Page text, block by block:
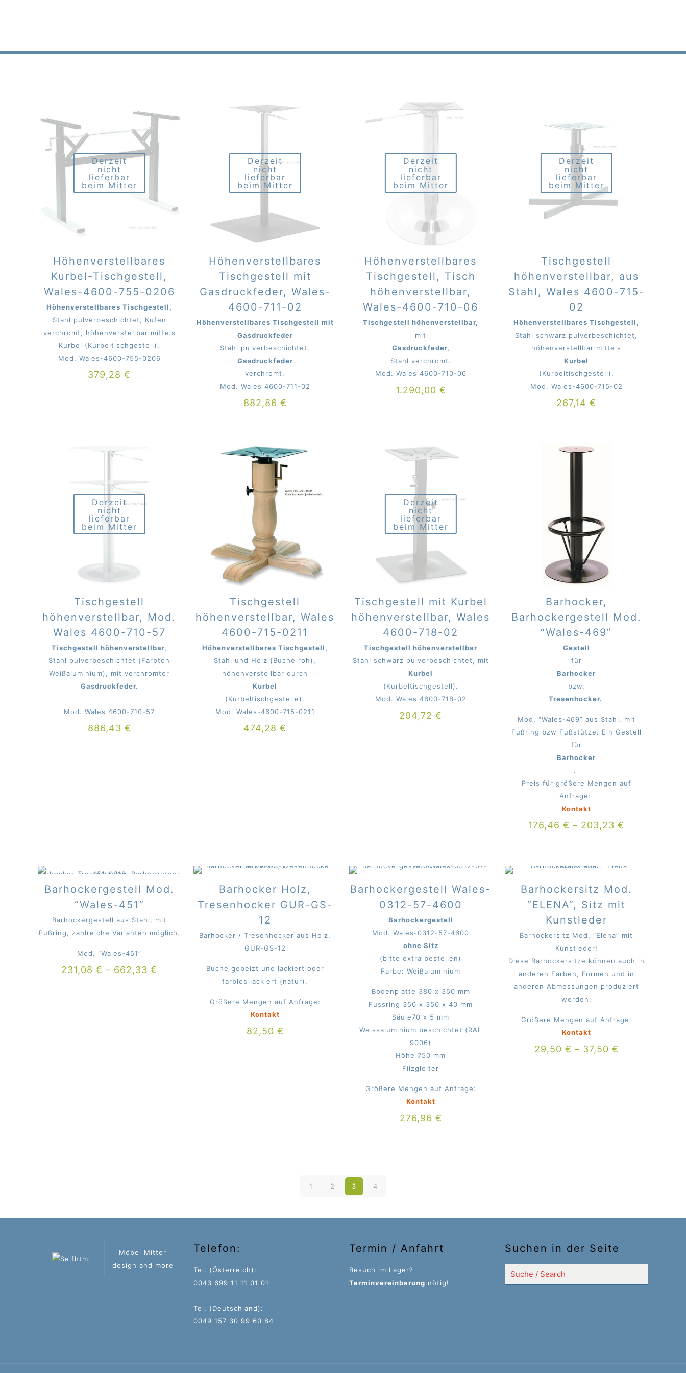
Derzeit
nicht
lieferbar
beim Mitter
Höhenverstellbares
Kurbel-Tischgestell,
Wales-4600-755-0206
Höhenverstellbares Tischgestell,
Stahl pulverbeschichtet, Kufen
verchromt, höhenverstellbar mittels
Kurbel (Kurbeltischgestell).
Mod. Wales-4600-755-0206
379,28€
Derzeit
nicht
lieferbar
beim Mitter
Höhenverstellbares
Tischgestell mit
Gasdruckfeder, Wales-
4600-711-02
Höhenverstellbares Tischgestell mit
Gasdruckfeder
Stahl pulverbeschichtet,
Gasdruckfeder
verchromt.
Mod. Wales 4600-711-02
882,86 €
Derzeit
nicht
lieferbar
beim Mitter
Höhenverstellbares
Tischgestell, Tisch
höhenverstellbar,
Wales-4600-710-06
Tischgestell höhenverstellbar,
mit
Gasdruckfeder,
Stahl verchromt.
Mod. Wales 4600-710-06
1.290,00 €
Derzeit
nicht
lieferbar
beim Mitter
Tischgestell
höhenverstellbar, aus
Stahl, Wales 4600-715-
02
Höhenverstellbares Tischgestell,
Stahl schwarz pulverbeschichtet,
höhenverstellbar mittels
Kurbel
(Kurbeltischgestell).
Mod. Wales-4600-715-02
267,14€
Derzeit
nicht
lieferbar
beim Mitter
Tischgestell
höhenverstellbar, Mod.
Wales 4600-710-57
Tischgestell höhenverstellbar,
Stahl pulverbeschichtet (Farbton
Weißaluminium), mit verchromter
Gasdruckfeder.
Mod. Wales 4600-710-57
886,43 €
Tischgestell
höhenverstellbar, Wales
4600-715-0211
Höhenverstellbares Tischgestell,
Stahl und Holz (Buche roh),
höhenverstellbar durch
Kurbel
(Kurbeltischgestelle).
Mod. Wales-4600-715-0211
474,28€
Derzeit
nicht
lieferbar
beim Mitter
Tischgestell mit Kurbel
höhenverstellbar, Wales
4600-718-02
Tischgestell höhenverstellbar
Stahl schwarz pulverbeschichtet, mit
Kurbel
(Kurbeltischgestell).
Mod. Wales 4600-718-02
294,72€
Barhocker,
Barhockergestell Mod.
“Wales-469”
Gestell
für
Barhocker
bzw.
Tresenhocker.
Mod. “Wales-469” aus Stahl, mit
Fußring bzw Fußstütze. Ein Gestell
für
Barhocker
.
Preis für größere Mengen auf
Anfrage:
Kontakt
176,46€ – 203,23€
Barhockergestell Mod.
“Wales-451”
Barhockergestell aus Stahl, mit
Fußring, zahlreiche Varianten möglich.
Mod. “Wales-451”
231,08€ – 662,33€
Barhocker Holz,
Tresenhocker GUR-GS-
12
Barhocker / Tresenhocker aus Holz,
GUR-GS-12
Buche gebeizt und lackiert oder
farblos lackiert (natur).
Größere Mengen auf Anfrage:
Kontakt
82,50 €
Barhockergestell Wales-
0312-57-4600
Barhockergestell
Mod. Wales-0312-57-4600
ohne Sitz
(bitte extra bestellen)
Farbe: Weißaluminium
Bodenplatte 380 x 350 mm
Fussring 350 x 350 x 40 mm
Säule70 x 5 mm
Weissaluminium beschichtet (RAL
9006)
Höhe 750 mm
Filzgleiter
Größere Mengen auf Anfrage:
Kontakt
276,96 €
Barhockersitz Mod.
“ELENA”, Sitz mit
Kunstleder
Barhockersitz Mod. “Elena” mit
Kunstleder!
Diese Barhockersitze können auch in
anderen Farben, Formen und in
anderen Abmessungen produziert
werden:
Größere Mengen auf Anfrage:
Kontakt
29,50 € – 37,50 €
1 2 3 4
Möbel Mitter
design and more
Telefon:
Tel. (Österreich):
0043 699 11 11 01 01
Tel. (Deutschland):
0049 157 30 99 60 84
Termin / Anfahrt
Besuch im Lager?
Terminvereinbarung nötig!
Suchen in der Seite